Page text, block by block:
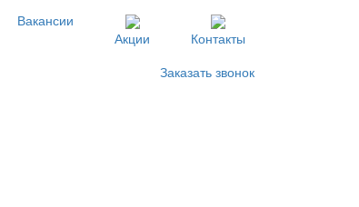
Вакансии
Акции
Контакты
Заказать звонок